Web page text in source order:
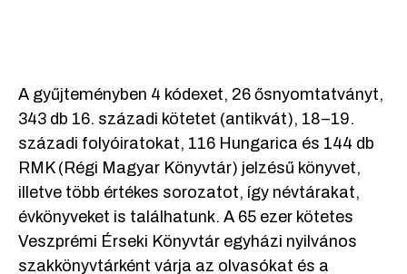
A gyűjteményben 4 kódexet, 26 ősnyomtatványt,
343 db 16. századi kötetet (antikvát), 18–19.
századi folyóiratokat, 116 Hungarica és 144 db
RMK (Régi Magyar Könyvtár) jelzésű könyvet,
illetve több értékes sorozatot, így névtárakat,
évkönyveket is találhatunk. A 65 ezer kötetes
Veszprémi Érseki Könyvtár egyházi nyilvános
szakkönyvtárként várja az olvasókat és a